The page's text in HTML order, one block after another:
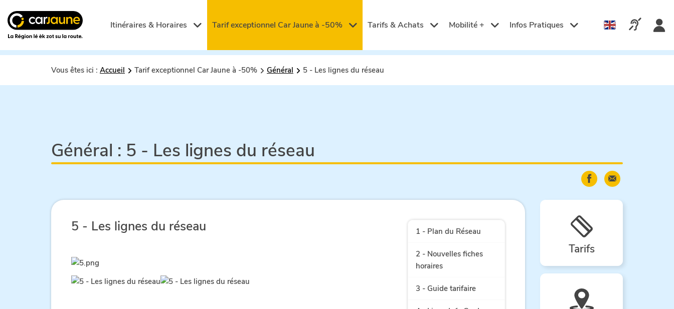
jaune
Itinéraires & Horaires Tarif exceptionnel Car Jaune à -50% Tarifs & Achats Mobilité + Infos Pratiques
Vous êtes ici : Accueil Tarif exceptionnel Car Jaune à -50% Général 5 - Les lignes du réseau
Général : 5 - Les lignes du réseau
Partager
5 - Les lignes du réseau 1 - Plan du Réseau
2 - Nouvelles fiches
horaires
3 - Guide tarifaire
Tarifs